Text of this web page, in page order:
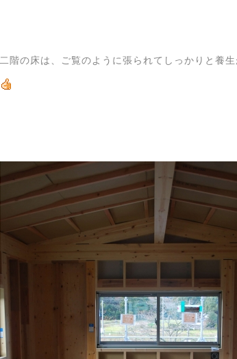
二階の床は、ご覧のように張られてしっかりと養生